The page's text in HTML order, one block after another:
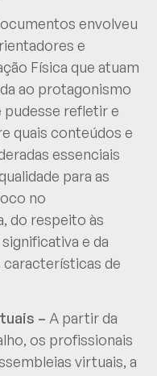
envolveu
e
Física que atuam
ao protagonismo
pudesse refletir e
quais conteúdos e
essenciais
para as
no
do respeito às
e da
características de
– A partir da
os profissionais
virtuais, a